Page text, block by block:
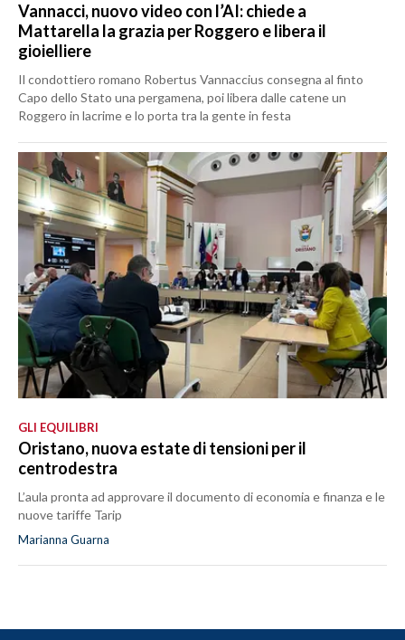
Vannacci, nuovo video con l’AI: chiede a
Mattarella la grazia per Roggero e libera il
gioielliere
Il condottiero romano Robertus Vannaccius consegna al finto
Capo dello Stato una pergamena, poi libera dalle catene un
Roggero in lacrime e lo porta tra la gente in festa
GLI EQUILIBRI
Oristano, nuova estate di tensioni per il
centrodestra
L’aula pronta ad approvare il documento di economia e finanza e le
nuove tariffe Tarip
Marianna Guarna